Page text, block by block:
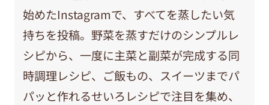
始めたInstagramで、すべてを蒸したい気
持ちを投稿。野菜を蒸すだけのシンプルレ
シピから、一度に主菜と副菜が完成する同
時調理レシピ、ご飯もの、スイーツまでパ
パッと作れるせいろレシピで注目を集め、